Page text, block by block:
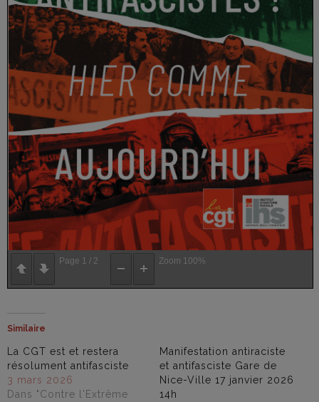
Page 1 / 2 Zoom 100%
Similaire
La CGT est et restera
résolument antifasciste
3 mars 2026
Dans "Contre l'Extrême
Manifestation antiraciste
et antifasciste Gare de
Nice-Ville 17 janvier 2026
14h